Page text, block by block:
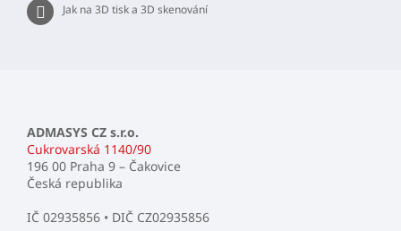
Jak na 3D tisk a 3D skenování
ADMASYS CZ s.r.o.
Cukrovarská 1140/90
196 00 Praha 9 – Čakovice
Česká republika
IČ 02935856 • DIČ CZ02935856